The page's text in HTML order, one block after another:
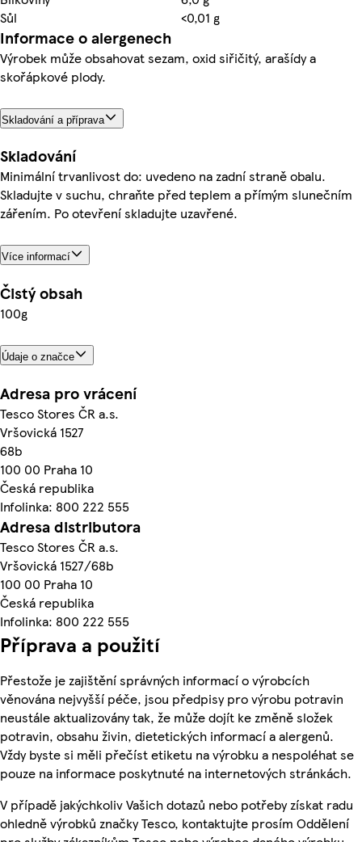
Sůl
<0,01 g
Informace o alergenech
Výrobek může obsahovat sezam, oxid siřičitý, arašídy a
skořápkové plody.
Skladování a příprava
Skladování
Minimální trvanlivost do: uvedeno na zadní straně obalu.
Skladujte v suchu, chraňte před teplem a přímým slunečním
zářením. Po otevření skladujte uzavřené.
Více informací
Čistý obsah
100g
Údaje o značce
Adresa pro vrácení
Tesco Stores ČR a.s.
Vršovická 1527
68b
100 00 Praha 10
Česká republika
Infolinka: 800 222 555
Adresa distributora
Tesco Stores ČR a.s.
Vršovická 1527/68b
100 00 Praha 10
Česká republika
Infolinka: 800 222 555
Příprava a použití
Přestože je zajištění správných informací o výrobcích
věnována nejvyšší péče, jsou předpisy pro výrobu potravin
neustále aktualizovány tak, že může dojít ke změně složek
potravin, obsahu živin, dietetických informací a alergenů.
Vždy byste si měli přečíst etiketu na výrobku a nespoléhat se
pouze na informace poskytnuté na internetových stránkách.
V případě jakýchkoliv Vašich dotazů nebo potřeby získat radu
ohledně výrobků značky Tesco, kontaktujte prosím Oddělení